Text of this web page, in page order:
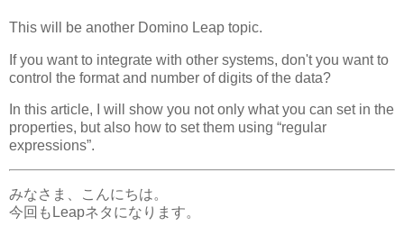
This will be another Domino Leap topic.
If you want to integrate with other systems, don't you want to
control the format and number of digits of the data?
In this article, I will show you not only what you can set in the
properties, but also how to set them using “regular
expressions”.
みなさま、こんにちは。
今回もLeapネタになります。